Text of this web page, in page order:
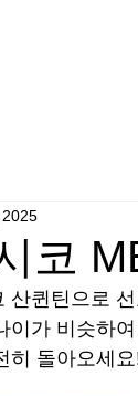
코
산퀸틴으로
이가 비슷하
히 돌아오세